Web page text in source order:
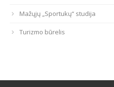
Mažųjų „Sportukų“ studija
Turizmo būrelis